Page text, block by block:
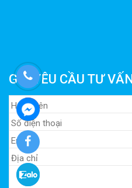
GỬI YÊU CẦU TƯ VẤN